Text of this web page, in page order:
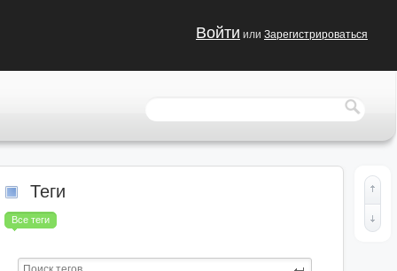
Войти или Зарегистрироваться
Теги
Все теги